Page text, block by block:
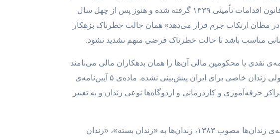
ارتکاب جرمی محکوم به اقامت در آن‌ها نمی‌شود، اما به هر حال زندان هستند. ظاهر ماده‌ی مزبور از قانون اقدامات تأمینی ۱۳۳۹ گرفته شده و هنوز پس از چهل سال
مظان ارتکاب جرم قرار می‌دهد» همان حالت خطرناک بزهکار
مناسب باشد تا حالت خطرناک فرضی متهم تشدید نشود.
نقدی یا محکومین مالی آن‌ها را همان بدهکاران مالی می‌نامند
که در آیین‌نامه‌ی سال ۸۴ نامی از آن‌ها نیامده. این نوع زندان دربرگیرنده‌ی محکومین زن و مرد است، ولی زندان خاصی برای ایران پیش‌بینی نشده. ماده‌ی ۵ آیین‌نامه‌ی
حرفه‌آموزی و کاردرمانی و اردوگاه‌ها نوعی زندان و به تعبیر
اما نکته‌ی مهم طبقه‌بندی امنیتی زندان‌هاست. بنا به شدت مجازات یا حبس، بر اساس ماده‌ی ۵ آیین‌نامه‌ی زندان‌ها مصوب ۱۳۸۳، زندان‌ها به «زندان بسته»، «زندان